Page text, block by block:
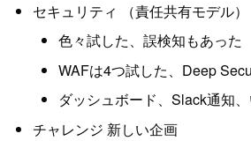
セキュリティ （責任共有モデル）
色々試した、誤検知もあった
WAFは4つ試した、Deep
ダッシュボード、Slack通知
チャレンジ 新しい企画